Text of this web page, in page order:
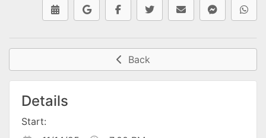
Back
Details
Start: